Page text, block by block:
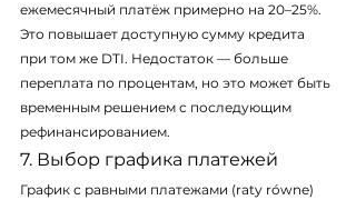
ежемесячный платёж примерно на 20–25%.
Это повышает доступную сумму кредита
при том же DTI. Недостаток — больше
переплата по процентам, но это может быть
временным решением с последующим
рефинансированием.
7. Выбор графика платежей
График с равными платежами (raty równe)